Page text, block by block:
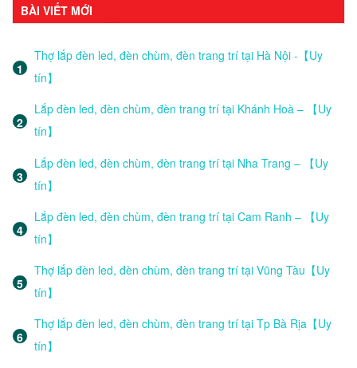
BÀI VIẾT MỚI
Thợ lắp đèn led, đèn chùm, đèn trang trí tại Hà Nội -【Uy
tín】
Lắp đèn led, đèn chùm, đèn trang trí tại Khánh Hoà – 【Uy
tín】
Lắp đèn led, đèn chùm, đèn trang trí tại Nha Trang – 【Uy
tín】
Lắp đèn led, đèn chùm, đèn trang trí tại Cam Ranh – 【Uy
tín】
Thợ lắp đèn led, đèn chùm, đèn trang trí tại Vũng Tàu【Uy
tín】
Thợ lắp đèn led, đèn chùm, đèn trang trí tại Tp Bà Rịa【Uy
tín】